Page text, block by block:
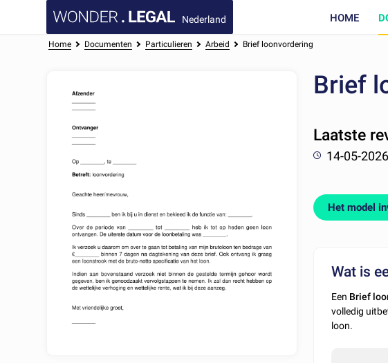
Nederland HOME
Home Documenten Particulieren Arbeid Brief loonvordering
Brief
Laatste
14-05-2026
Het model
Wat is
Een Brief
volledig
loon.